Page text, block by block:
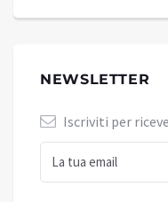
NEWSLETTER
Iscriviti per